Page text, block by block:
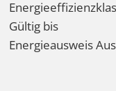
Gültig bis
Energieausweis